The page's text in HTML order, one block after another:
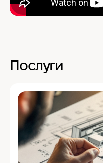
Послуги